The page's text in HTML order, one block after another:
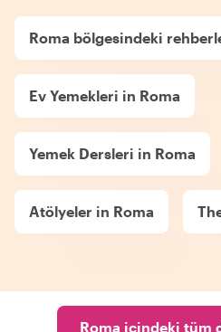
Roma bölgesindeki
Ev Yemekleri in Roma
Yemek Dersleri in Roma
Atölyeler in Roma
Roma içindeki tüm